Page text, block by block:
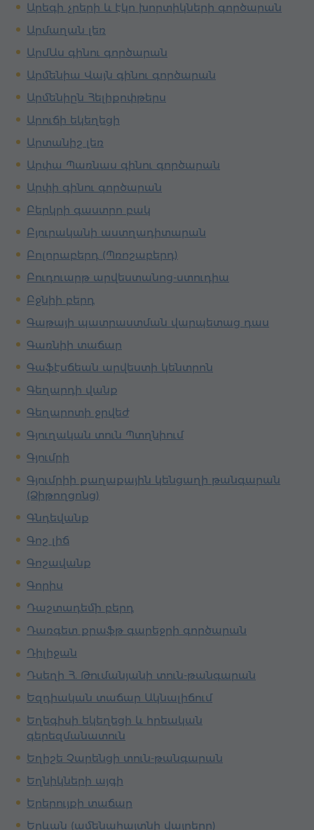
Արեգի չրերի և էկո խորտիկների գործարան
Արմաղան լեռ
ԱրմԱս գինու գործարան
Արմենիա Վայն գինու գործարան
Արմենիըն Հելիքոփթերս
Արուճի եկեղեցի
Արտանիշ լեռ
Արփա Պառնաս գինու գործարան
Արփի գինու գործարան
Բերկրի գաստրո բակ
Բյուրականի աստղադիտարան
Բոլորաբերդ (Պռոշաբերդ)
Բուդուարթ արվեստանոց-ստուդիա
Բջնիի բերդ
Գաթայի պատրաստման վարպետաց դաս
Գառնիի տաճար
Գաֆէսճեան արվեստի կենտրոն
Գեղարդի վանք
Գեղարոտի ջրվեժ
Գյուղական տուն Պտղնիում
Գյումրի
Գյումրիի քաղաքային կենցաղի թանգարան
(Ձիթողցոնց)
Գնդեվանք
Գոշ լիճ
Գոշավանք
Գորիս
Դաշտադեմի բերդ
Դառգետ քրաֆթ գարեջրի գործարան
Դիլիջան
Դսեղի Հ. Թումանյանի տուն-թանգարան
Եզդիական տաճար Ակնալիճում
Եղեգիսի եկեղեցի և հրեական
գերեզմանատուն
Եղիշե Չարենցի տուն-թանգարան
Եղնիկների այգի
Երերույքի տաճար
Երևան (ամենահայտնի վայրերը)